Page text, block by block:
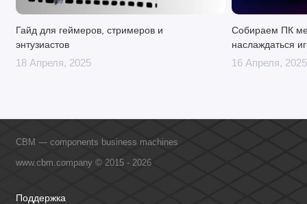
Гайд для геймеров, стримеров и
энтузиастов
18 Апреля, 2025
Собираем ПК
наслаждаться
16 Апреля, 2025
CBM — components business machines
www.cbm.company © 2015 - 2026
Поддержка